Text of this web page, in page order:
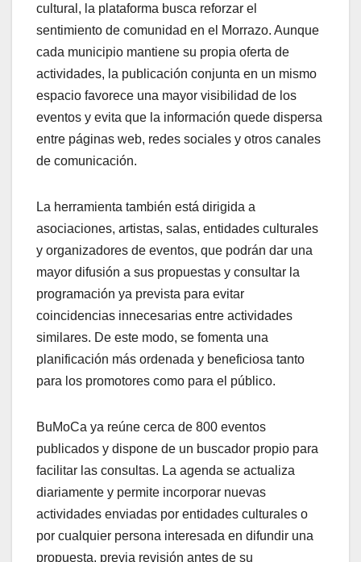
cultural, la plataforma busca reforzar el
sentimiento de comunidad en el Morrazo. Aunque
cada municipio mantiene su propia oferta de
actividades, la publicación conjunta en un mismo
espacio favorece una mayor visibilidad de los
eventos y evita que la información quede dispersa
entre páginas web, redes sociales y otros canales
de comunicación.
La herramienta también está dirigida a
asociaciones, artistas, salas, entidades culturales
y organizadores de eventos, que podrán dar una
mayor difusión a sus propuestas y consultar la
programación ya prevista para evitar
coincidencias innecesarias entre actividades
similares. De este modo, se fomenta una
planificación más ordenada y beneficiosa tanto
para los promotores como para el público.
BuMoCa ya reúne cerca de 800 eventos
publicados y dispone de un buscador propio para
facilitar las consultas. La agenda se actualiza
diariamente y permite incorporar nuevas
actividades enviadas por entidades culturales o
por cualquier persona interesada en difundir una
propuesta, previa revisión antes de su